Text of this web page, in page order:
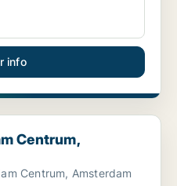
info
Amsterdam
Centrum,
Centrum, Amsterdam